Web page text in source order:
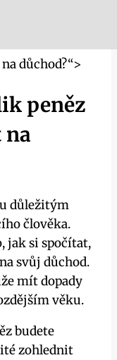
důchod?“>
peněz
na
důležitým
člověka.
jak si spočítat,
svůj důchod.
mít dopady
věku.
budete
zohlednit